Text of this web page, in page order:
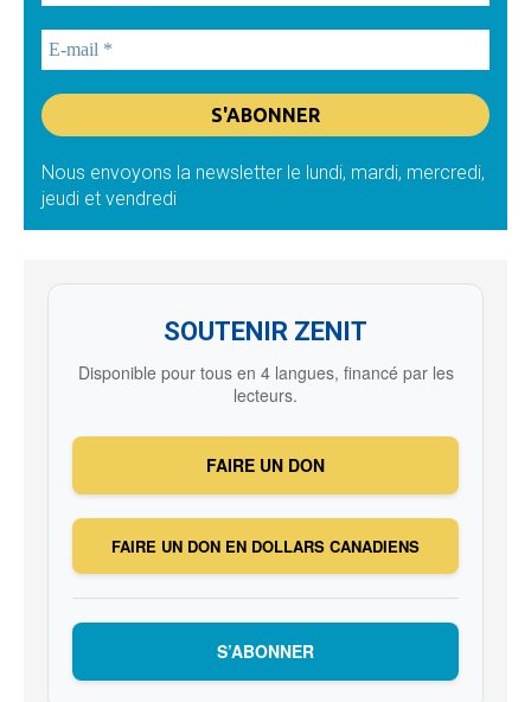
Nous envoyons la newsletter le lundi, mardi, mercredi,
jeudi et vendredi
SOUTENIR ZENIT
Disponible pour tous en 4 langues, financé par les
lecteurs.
FAIRE UN DON
FAIRE UN DON EN DOLLARS CANADIENS
S’ABONNER